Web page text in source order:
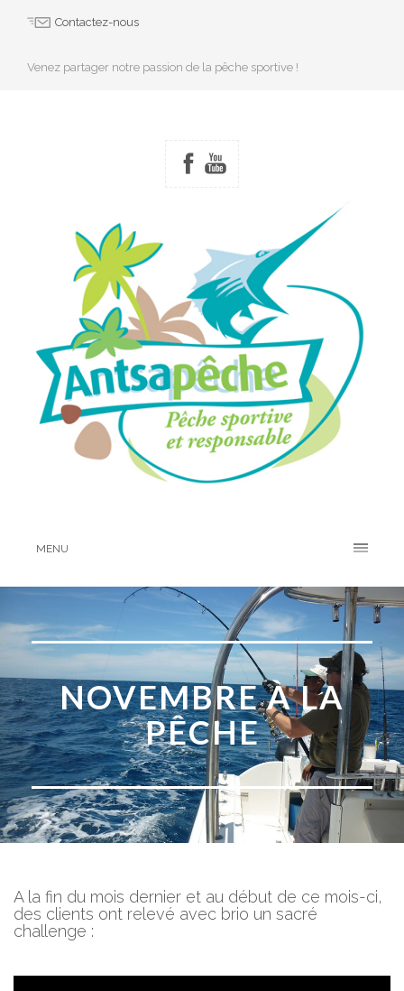
Contactez-nous
Venez partager notre passion de la pêche sportive !
MENU
NOVEMBRE À LA
PÊCHE
A la fin du mois dernier et au début de ce mois-ci,
des clients ont relevé avec brio un sacré
challenge :